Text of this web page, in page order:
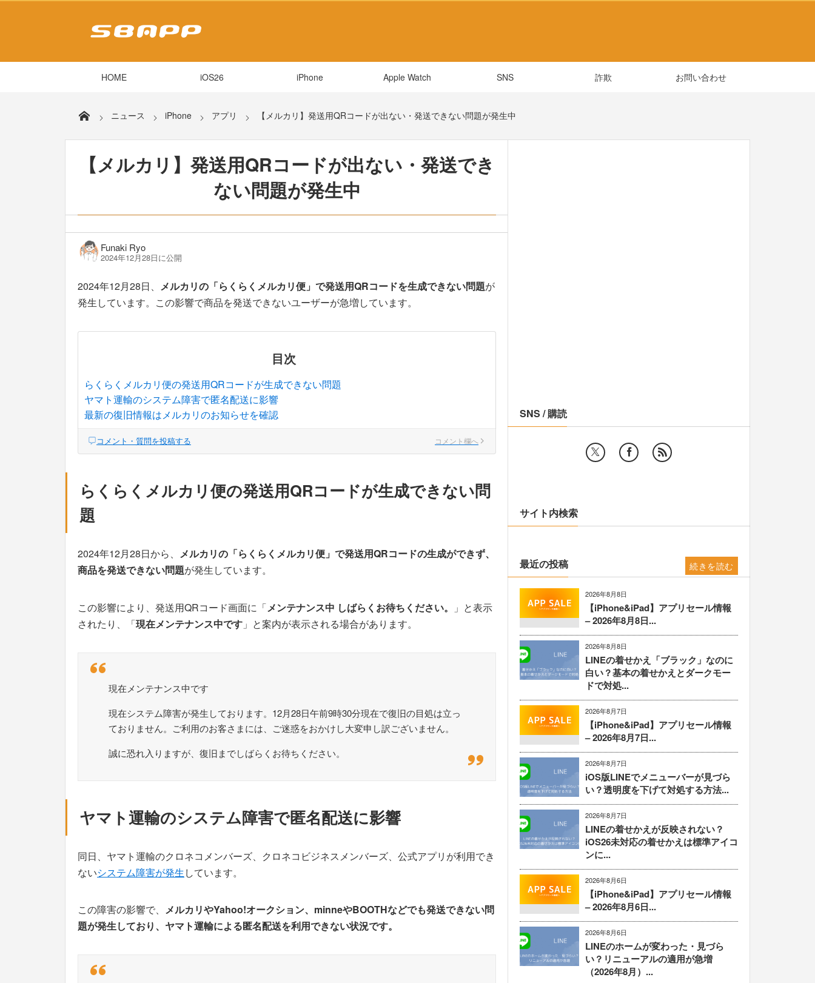
HOME iOS26 iPhone Apple Watch SNS 詐欺 お問い合わせ
ニュース iPhone アプリ 【メルカリ】発送用QRコードが出ない・発送できない問題が発生中
【メルカリ】発送用QRコードが出ない・発送でき
ない問題が発生中
Funaki Ryo
2024年12月28日に公開
2024年12月28日、 メルカリの「らくらくメルカリ便」で発送用QRコードを生成できない問題が
発生しています。この影響で商品を発送できないユーザーが急増しています。
目次
らくらくメルカリ便の発送用QRコードが生成できない問題
ヤマト運輸のシステム障害で匿名配送に影響
最新の復旧情報はメルカリのお知らせを確認
コメント・質問を投稿する コメント欄へ
らくらくメルカリ便の発送用QRコードが生成できない問
題
2024年12月28日から、 メルカリの「らくらくメルカリ便」で発送用QRコードの生成ができず、
商品を発送できない問題が発生しています。
この影響により、発送用QRコード画面に「メンテナンス中 しばらくお待ちください。
」と表示
されたり、「現在メンテナンス中です 」と案内が表示される場合があります。
現在メンテナンス中です
現在システム障害が発生しております。12月28日午前9時30分現在で復旧の目処は立っ
ておりません。ご利用のお客さまには、ご迷惑をおかけし大変申し訳ございません。
誠に恐れ入りますが、復旧までしばらくお待ちください。
ヤマト運輸のシステム障害で匿名配送に影響
同日、ヤマト運輸のクロネコメンバーズ、クロネコビジネスメンバーズ、公式アプリが利用でき
ないシステム障害が発生しています。
この障害の影響で、 メルカリやYahoo!オークション、minneやBOOTHなどでも発送できない問
題が発生しており、ヤマト運輸による匿名配送を利用できない状況です。
SNS / 購読
サイト内検索
最近の投稿
2026年8月8日
【iPhone&iPad】アプリセール情報
– 2026年8月8日...
2026年8月8日
LINEの着せかえ「ブラック」なのに
白い？基本の着せかえとダークモー
ドで対処...
2026年8月7日
【iPhone&iPad】アプリセール情報
– 2026年8月7日...
2026年8月7日
iOS版LINEでメニューバーが見づら
い？透明度を下げて対処する方法...
2026年8月7日
LINEの着せかえが反映されない？
iOS26未対応の着せかえは標準アイコ
ンに...
2026年8月6日
【iPhone&iPad】アプリセール情報
– 2026年8月6日...
2026年8月6日
LINEのホームが変わった・見づら
い？リニューアルの適用が急増
（2026年8月）...
続きを読む